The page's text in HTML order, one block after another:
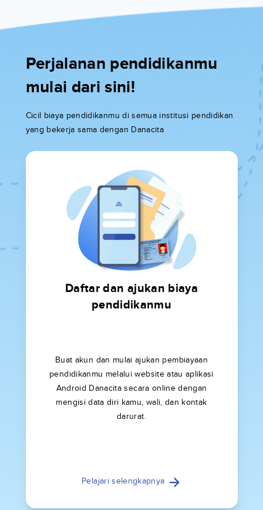
Perjalanan pendidikanmu
mulai dari sini!
Cicil biaya pendidikanmu di semua institusi pendidikan
yang bekerja sama dengan Danacita
Daftar dan ajukan biaya
pendidikanmu
Buat akun dan mulai ajukan pembiayaan
pendidikanmu melalui website atau aplikasi
Android Danacita secara online dengan
mengisi data diri kamu, wali, dan kontak
darurat.
Pelajari selengkapnya